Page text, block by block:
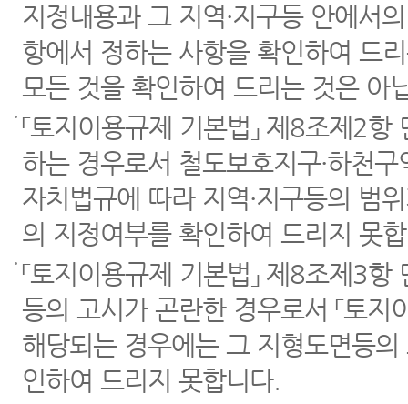
지정내용과 그 지역·지구등 안에서
항에서 정하는 사항을 확인하여 드
모든 것을 확인하여 드리는 것은 아
「토지이용규제 기본법」 제8조제2
하는 경우로서 철도보호지구·하천
자치법규에 따라 지역·지구등의 범
의 지정여부를 확인하여 드리지 못
「토지이용규제 기본법」 제8조제3
등의 고시가 곤란한 경우로서 「토
해당되는 경우에는 그 지형도면등
인하여 드리지 못합니다.